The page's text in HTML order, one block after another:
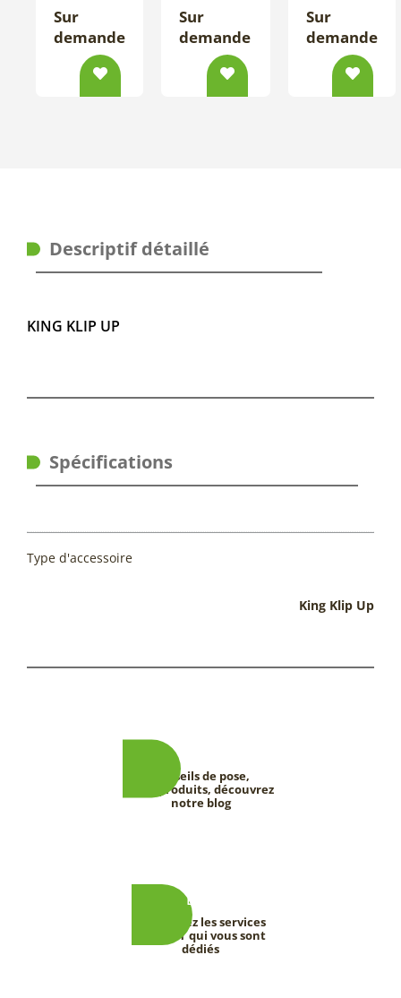
Sur
demande
Sur
demande
Sur
demande
Descriptif détaillé
KING KLIP UP
Spécifications
Type d'accessoire
King Klip Up
Conseils de pose,
tests produits, découvrez
notre blog
Découvrez les services
DEEVERT qui vous sont
dédiés